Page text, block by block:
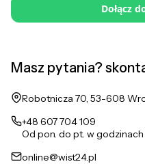
Dołącz
Masz pytania?
Adres:
Robotnicza 70, 53-608
+48 607 704 109
Od pon. do pt. w
online@wist24.pl